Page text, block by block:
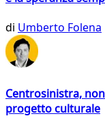
di Umberto Folena
Centrosinistra,
progetto culturale